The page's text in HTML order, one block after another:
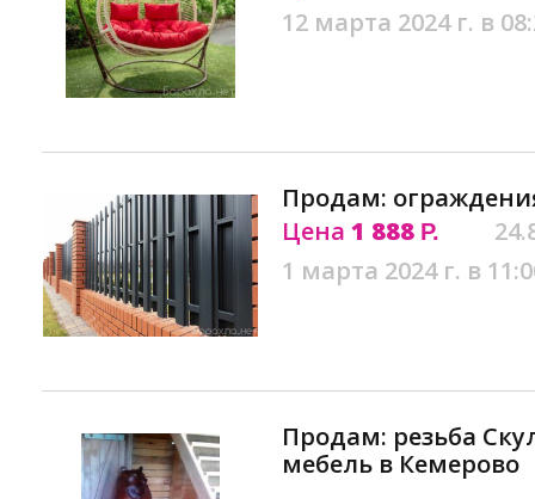
12 марта 2024 г. в
Продам:
Цена 1 888 Р.
1 марта 2024 г. в
Продам: резьба
мебель в Кемерово